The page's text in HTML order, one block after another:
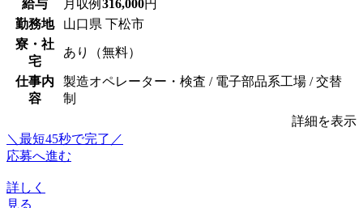
給与 月収例 316,000円
勤務地
山口県 下松市
寮・社
宅
あり（無料）
仕事内
容
製造オペレーター・検査 / 電子部品系工場 / 交替
制
詳細を表示
＼最短45秒で完了／
応募へ進む
詳しく
見る